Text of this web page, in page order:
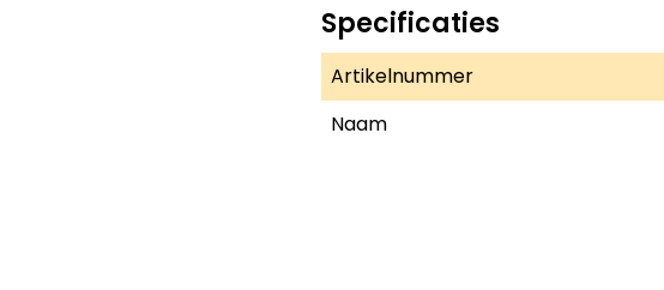
Specificaties
Artikelnummer
Naam